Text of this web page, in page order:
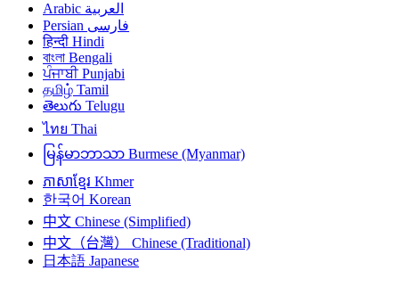
العربية Arabic
فارسی Persian
हिन्दी Hindi
বাংলা Bengali
ਪੰਜਾਬੀ Punjabi
தமிழ் Tamil
తెలుగు Telugu
ไทย Thai
မြန်မာဘာသာ Burmese (Myanmar)
ភាសាខ្មែរ Khmer
한국어 Korean
中文 Chinese (Simplified)
中文（台灣）
Chinese (Traditional)
日本語 Japanese